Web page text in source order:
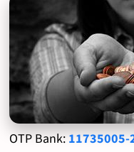
OTP Bank: 11735005-